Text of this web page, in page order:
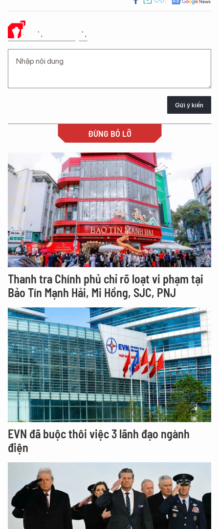
Ý KIẾN CỦA BẠN
Gửi ý kiến
ĐỪNG BỎ LỠ
Thanh tra Chính phủ chỉ rõ loạt vi phạm tại
Bảo Tín Mạnh Hải, Mi Hồng, SJC, PNJ
EVN đã buộc thôi việc 3 lãnh đạo ngành
điện